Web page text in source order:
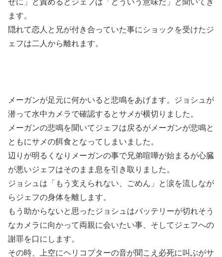
せに」と責めるとジェフは「どういう意味だ」と聞いてき
ます。
隠れて恋人と兄が付き合っていた事にショックを受けたジ
ェフは二人から離れます。
メーガンが足元に何かいると悲鳴をあげます。ジョシュが
潜って水中カメラで確認するとサメが横切りました。
メーガンの悲鳴を聞いてジェフは戻るがメーガンが悲鳴と
ともにサメの餌食となってしまいました。
辺りが明るくなりメーガンの事で兄弟喧嘩が始まるが心臓
が悪いジェフはそのまま息を引き取りました。
ジョシュは「もう支えられない、ごめん」と涙を流しなが
らジェフの身体を離します。
もう助からないと思ったジョシュはバッテリーが切れそう
なカメラに向かって両親に会いたい事、そしてジェフへの
謝罪を口にします。
その時、上空にヘリコプターの音が聞こえ必死に叫ぶがサ